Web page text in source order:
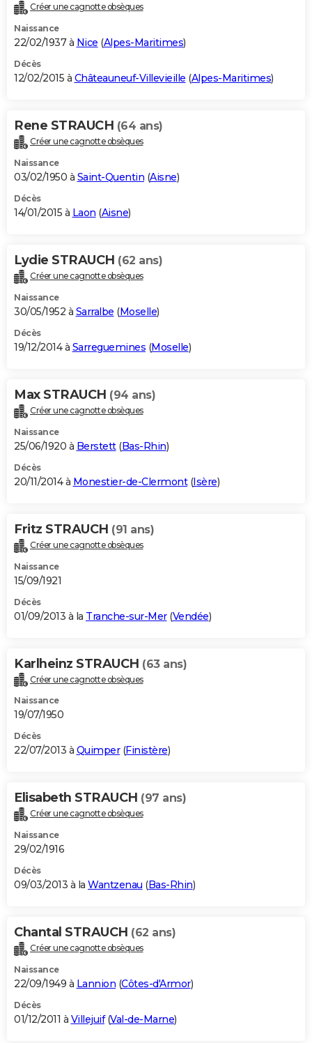
Créer une cagnotte obsèques
Naissance
22/02/1937 à Nice (Alpes-Maritimes)
Décès
12/02/2015 à Châteauneuf-Villevieille (Alpes-Maritimes)
Rene STRAUCH (64 ans)
Créer une cagnotte obsèques
Naissance
03/02/1950 à Saint-Quentin (Aisne)
Décès
14/01/2015 à Laon (Aisne)
Lydie STRAUCH (62 ans)
Créer une cagnotte obsèques
Naissance
30/05/1952 à Sarralbe (Moselle)
Décès
19/12/2014 à Sarreguemines (Moselle)
Max STRAUCH (94 ans)
Créer une cagnotte obsèques
Naissance
25/06/1920 à Berstett(Bas-Rhin)
Décès
20/11/2014 à Monestier-de-Clermont(Isère)
Fritz STRAUCH (91 ans)
Créer une cagnotte obsèques
Naissance
15/09/1921
Décès
01/09/2013 à la Tranche-sur-Mer(Vendée)
Karlheinz STRAUCH (63 ans)
Créer une cagnotte obsèques
Naissance
19/07/1950
Décès
22/07/2013 à Quimper(Finistère)
Elisabeth STRAUCH (97 ans)
Créer une cagnotte obsèques
Naissance
29/02/1916
Décès
09/03/2013 à la Wantzenau (Bas-Rhin)
Chantal STRAUCH (62 ans)
Créer une cagnotte obsèques
Naissance
22/09/1949 à Lannion (Côtes-d'Armor)
Décès
01/12/2011 à Villejuif(Val-de-Marne)